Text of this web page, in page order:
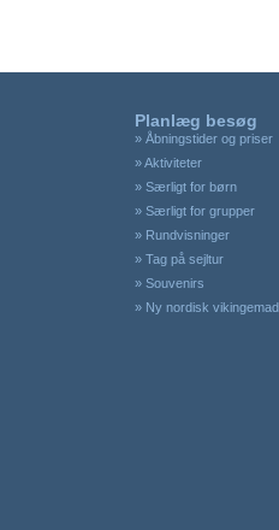
Planlæg besøg
» Åbningstider og priser
»Aktiviteter
» Særligt for børn
» Særligt for grupper
» Rundvisninger
» Tag på sejltur
» Souvenirs
» Ny nordisk vikingemad